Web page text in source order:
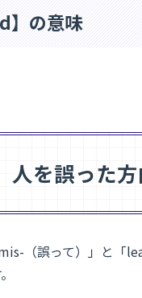
】の意味
人を誤った
（誤って）」と「